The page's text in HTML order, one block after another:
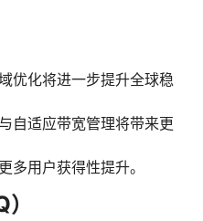
优化将进一步提升全球稳
自适应带宽管理将带来更
多用户获得性提升。